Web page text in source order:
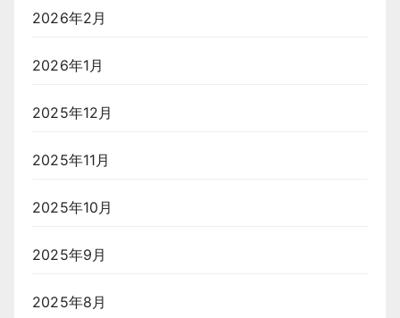
2026年2月
2026年1月
2025年12月
2025年11月
2025年10月
2025年9月
2025年8月